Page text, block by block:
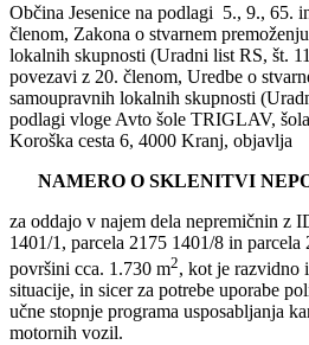
Občina Jesenice na podlagi 5., 9., 65.
členom, Zakona o stvarnem
lokalnih skupnosti (Uradni list RS, št.
povezavi z 20. členom, Uredbe o
samoupravnih lokalnih skupnosti
podlagi vloge Avto šole TRIGLAV,
Koroška cesta 6, 4000 Kranj, objavlja
NAMERO O SKLENITVI
za oddajo v najem dela nepremičnin z
1401/1, parcela 2175 1401/8 in
površini cca. 1.730 m2, kot je razvidno
situacije, in sicer za potrebe uporabe
učne stopnje programa usposabljanja
motornih vozil.